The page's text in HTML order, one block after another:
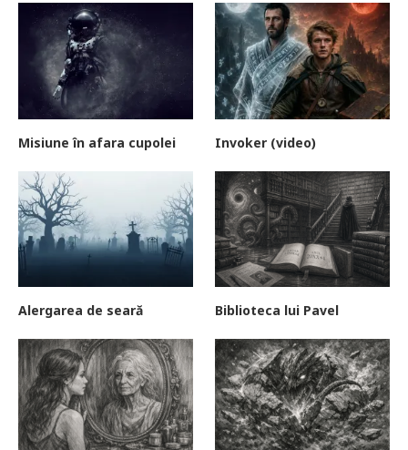
Misiune în afara cupolei Invoker (video)
Alergarea de seară Biblioteca lui Pavel